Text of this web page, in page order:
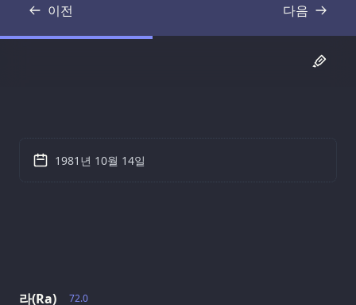
이전
기록 다음
기록
72.0
라(Ra)
1981년 10월 14일